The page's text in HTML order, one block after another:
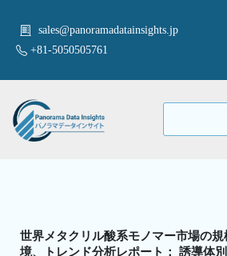
sales@panoramadatainsights.jp
+81-5050505761
世界メタクリル酸系モノマー市場の
境、トレンド分析レポート： 誘導体